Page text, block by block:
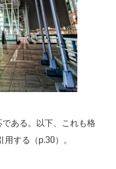
ある。以下、これも格
する（p.30）。